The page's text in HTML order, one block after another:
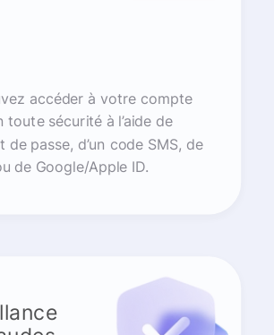
accéder à votre compte
toute sécurité à l’aide de
de passe, d’un code SMS, de
de Google/Apple ID.